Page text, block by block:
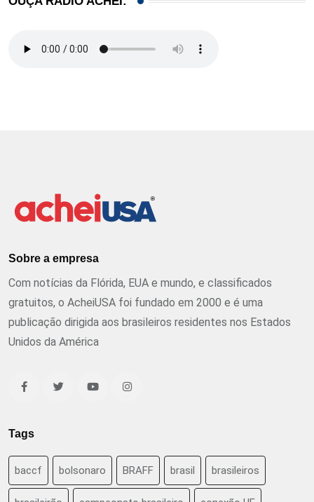
Sobre a empresa
Com notícias da Flórida, EUA e mundo, e classificados
gratuitos, o AcheiUSA foi fundado em 2000 e é uma
publicação dirigida aos brasileiros residentes nos Estados
Unidos da América
Tags
baccf bolsonaro BRAFF brasil brasileiros